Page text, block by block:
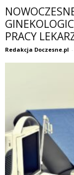
PRACY
Redakcja Doczesne.pl -